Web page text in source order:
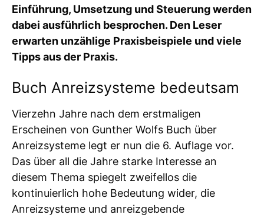
Einführung, Umsetzung und Steuerung werden
dabei ausführlich besprochen. Den Leser
erwarten unzählige Praxisbeispiele und viele
Tipps aus der Praxis.
Buch Anreizsysteme bedeutsam
Vierzehn Jahre nach dem erstmaligen
Erscheinen von Gunther Wolfs Buch über
Anreizsysteme legt er nun die 6. Auflage vor.
Das über all die Jahre starke Interesse an
diesem Thema spiegelt zweifellos die
kontinuierlich hohe Bedeutung wider, die
Anreizsysteme und anreizgebende